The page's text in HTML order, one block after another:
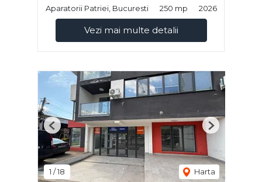
Aparatorii Patriei, Bucuresti
250 mp 2026
Vezi mai multe detalii
1 /18 Harta
Previous Next